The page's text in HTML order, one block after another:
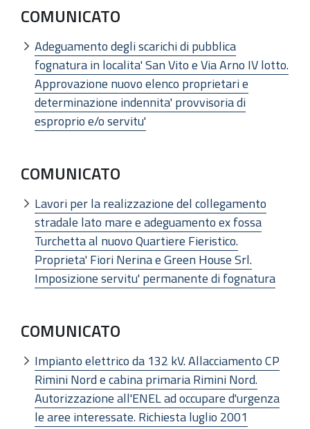
COMUNICATO
Adeguamento degli scarichi di pubblica
fognatura in localita' San Vito e Via Arno IV lotto.
Approvazione nuovo elenco proprietari e
determinazione indennita' provvisoria di
esproprio e/o servitu'
COMUNICATO
Lavori per la realizzazione del collegamento
stradale lato mare e adeguamento ex fossa
Turchetta al nuovo Quartiere Fieristico.
Proprieta' Fiori Nerina e Green House Srl.
Imposizione servitu' permanente di fognatura
COMUNICATO
Impianto elettrico da 132 kV. Allacciamento CP
Rimini Nord e cabina primaria Rimini Nord.
Autorizzazione all'ENEL ad occupare d'urgenza
le aree interessate. Richiesta luglio 2001